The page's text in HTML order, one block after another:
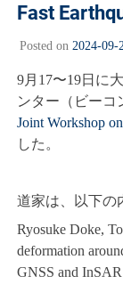
Fast
Posted on 2024-09-
9月17〜19日に
ンター（ビーコ
Joint Workshop
した。
道家は、以下の
Ryosuke Doke,
deformation
GNSS and InSAR